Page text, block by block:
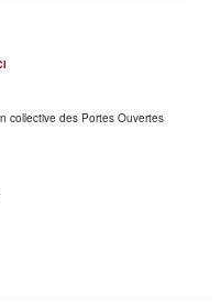
collective des Portes Ouvertes